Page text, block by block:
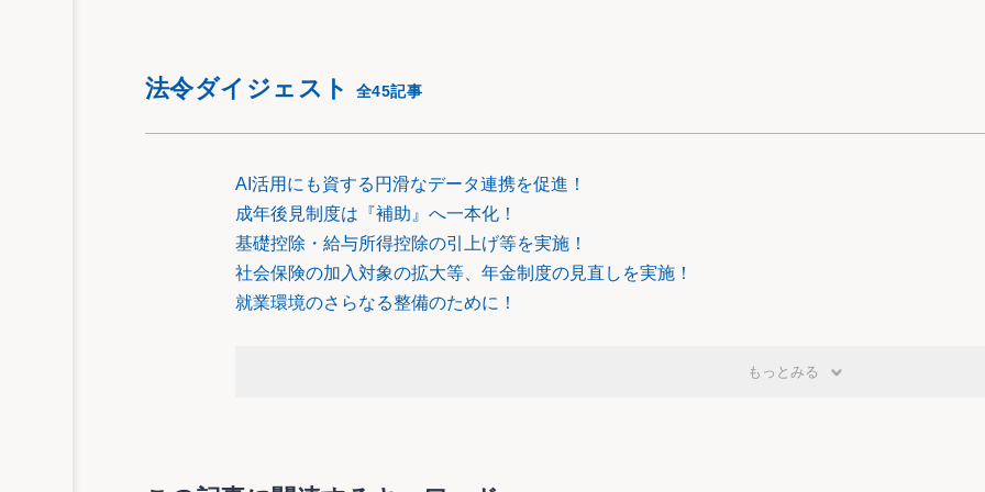
３） 高年齢被保険者の特例
〈１〉次に掲げる要件のいずれにも該当する者が、厚生労働省令で定めるところにより、厚生労働大臣に申
た場合には、申出を行った日から高年齢被保険者となることができるものとされました。
〈ア〉2以上の事業主の適用事業に雇用される65歳以上の者であること。
働省令で定める時間数以上であるものに限ります。）における1週間の所定労働時間の合計が20時
法令ダイジェスト 全45記事
AI活用にも資する円滑なデータ連携を促進！
成年後見制度は『補助』へ一本化！
基礎控除・給与所得控除の引上げ等を実施！
社会保険の加入対象の拡大等、年金制度の見直しを実施！
就業環境のさらなる整備のために！
もっとみる